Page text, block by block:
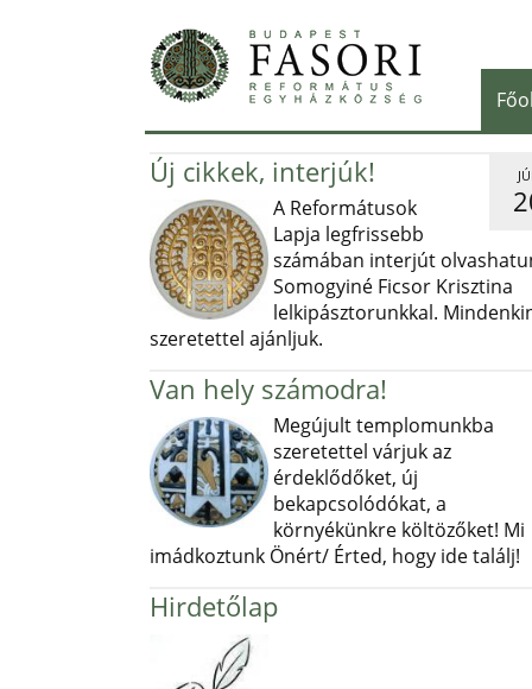
Új cikkek, interjúk!
A Reformátusok
Lapja legfrissebb
számában interjút
Somogyiné Ficsor Krisztina
lelkipásztorunkkal.
szeretettel ajánljuk.
Van hely számodra!
Megújult templomunkba
szeretettel várjuk az
érdeklődőket, új
bekapcsolódókat, a
környékünkre költözőket! Mi
imádkoztunk Önért/ Érted, hogy ide találj!
Hirdetőlap